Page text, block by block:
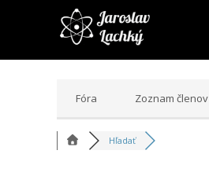
Fóra Zoznam členov
Hľadať